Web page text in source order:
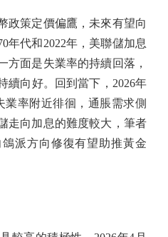
策定價偏鷹，未來有望向
年代和2022年，美聯儲加息
方面是失業率的持續回落，
續向好。回到當下，2026年
率附近徘徊，通脹需求側
走向加息的難度較大，筆者
派方向修復有望助推黃金